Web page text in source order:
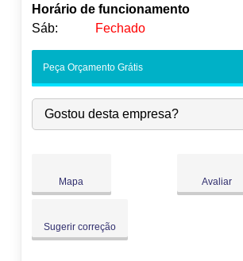
Horário de funcionamento
Sáb:
Fechado
-
Qua:
09:00-18:00
Qui:
09:00-18:00 ●
Peça Orçamento Grátis
Gostou desta empresa?
Mapa Avaliar
Sugerir correção